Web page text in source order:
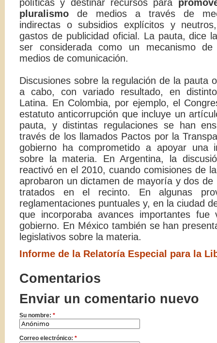
políticas y destinar recursos para
pluralismo de medios a través de
indirectas o subsidios explícitos y
gastos de publicidad oficial. La pauta, dice
ser considerada como un mecanismo
medios de comunicación.
Discusiones sobre la regulación de la pauta
a cabo, con variado resultado, en
Latina. En Colombia, por ejemplo, el
estatuto anticorrupción que incluye un
pauta, y distintas regulaciones se han
través de los llamados Pactos por la
gobierno ha comprometido a apoyar una
sobre la materia. En Argentina, la
reactivó en el 2010, cuando comisiones de
aprobaron un dictamen de mayoría y dos
tratados en el recinto. En algunas
reglamentaciones puntuales y, en la ciudad
que incorporaba avances importantes
gobierno. En México también se han
legislativos sobre la materia.
Informe de la Relatoría Especial para la
Comentarios
Enviar un comentario nuevo
Su nombre: *
Correo electrónico: *